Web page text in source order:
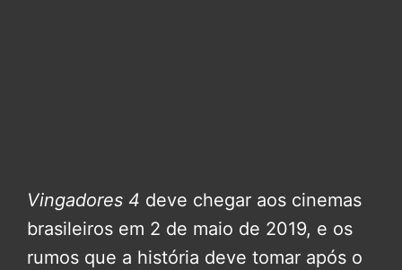
Vingadores 4 deve chegar aos cinemas
brasileiros em 2 de maio de 2019, e os
rumos que a história deve tomar após o